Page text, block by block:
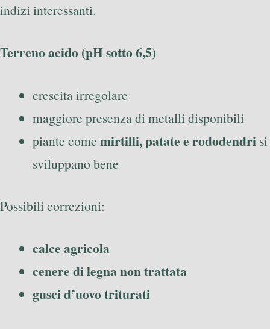
indizi interessanti.
Terreno acido (pH sotto 6,5)
crescita irregolare
maggiore presenza di metalli disponibili
piante come mirtilli, patate e rododendri si
sviluppano bene
Possibili correzioni:
calce agricola
cenere di legna non trattata
gusci d’uovo triturati